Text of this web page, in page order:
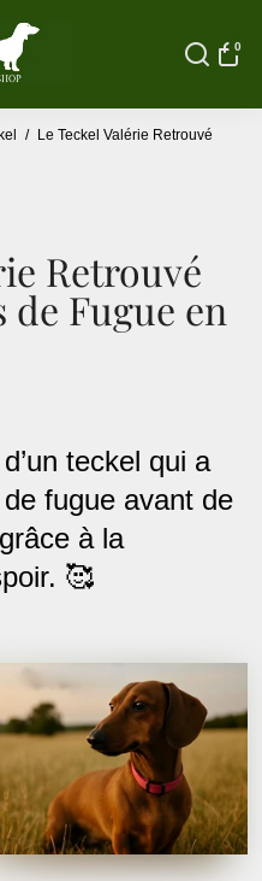
0
/ Le Teckel Valérie Retrouvé
Retrouvé
de Fugue en
teckel qui a
fugue avant de
à la
🥰